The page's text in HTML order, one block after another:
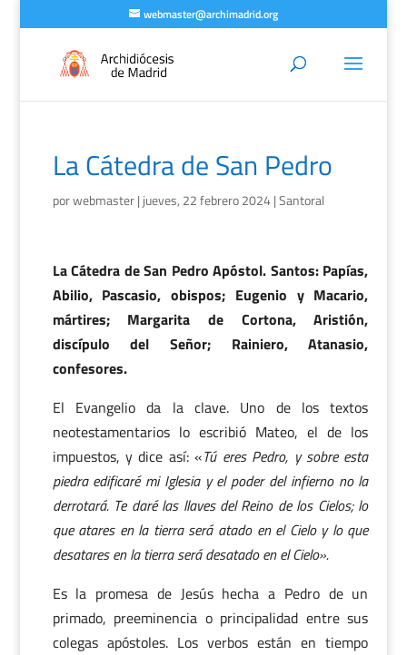
webmaster@archimadrid.org
La Cátedra de San Pedro
porwebmaster| jueves, 22 febrero 2024|Santoral
La Cátedra de San Pedro Apóstol. Santos: Papías,
Abilio, Pascasio, obispos; Eugenio y Macario,
mártires; Margarita de Cortona, Aristión,
discípulo del Señor; Rainiero, Atanasio,
confesores.
El Evangelio da la clave. Uno de los textos
neotestamentarios lo escribió Mateo, el de los
impuestos, y dice así: «Tú eres Pedro, y sobre esta
piedra edificaré mi Iglesia y el poder del infierno no la
derrotará. Te daré las llaves del Reino de los Cielos; lo
que atares en la tierra será atado en el Cielo y lo que
desatares en la tierra será desatado en el Cielo».
Es la promesa de Jesús hecha a Pedro de un
primado, preeminencia o principalidad entre sus
colegas apóstoles. Los verbos están en tiempo